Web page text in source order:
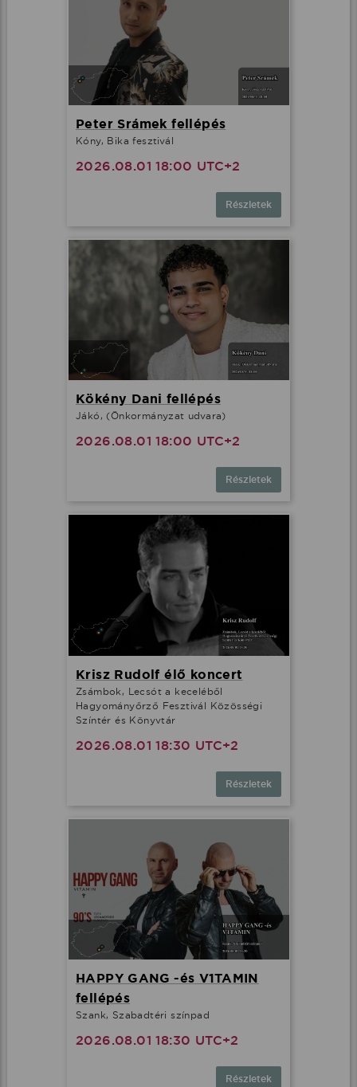
Peter Srámek fellépés
Kóny, Bika fesztivál
2026.08.01 18:00 UTC+2
Részletek
Kökény Dani fellépés
Jákó, (Önkormányzat udvara)
2026.08.01 18:00 UTC+2
Részletek
Krisz Rudolf élő koncert
Zsámbok, Lecsót a keceléből
Hagyományőrző Fesztivál Közösségi
Színtér és Könyvtár
2026.08.01 18:30 UTC+2
Részletek
HAPPY GANG -és V1TAMIN
fellépés
Szank, Szabadtéri színpad
2026.08.01 18:30 UTC+2
Részletek